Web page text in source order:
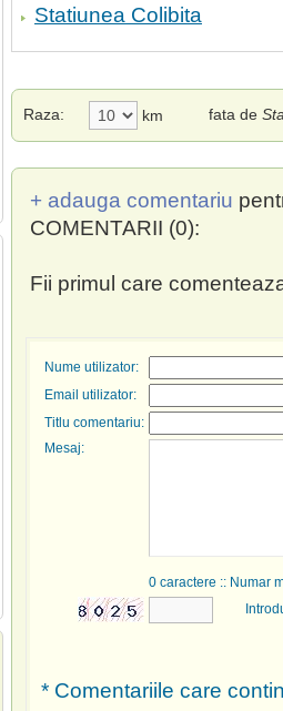
Statiunea Colibita
Raza: km fata de
+ adauga comentariu
COMENTARII (0):
Fii primul care
Nume utilizator:
Email utilizator:
Titlu comentariu:
Mesaj:
0 caractere :: Numar
* Comentariile care